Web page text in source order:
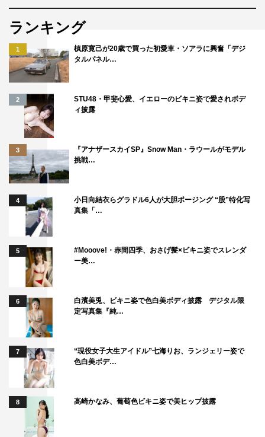
ランキング
1
槙原寛己が20歳で買った初愛車・ソアラに興奮「デジ
タルパネル…
2
STU48・甲斐心愛、イエローのビキニ姿で愛されボデ
ィ披露
3
『アナザースカイSP』Snow Man・ラウールがモデル
挑戦…
4
小日向結衣らグラドル6人が大胆ポージング “股”特化写
真集「…
5
#Mooove!・赤間四季、おさげ髪×ビキニ姿でスレンダ
ー美…
6
白濱美兎、ビキニ姿で色白美ボディ披露 デジタル限
定写真集『純…
7
“現役女子大生アイドル”七海りお、ランジェリー姿で
色白美ボデ…
8 高崎かなみ、葡萄色ビキニ姿で美ヒップ披露